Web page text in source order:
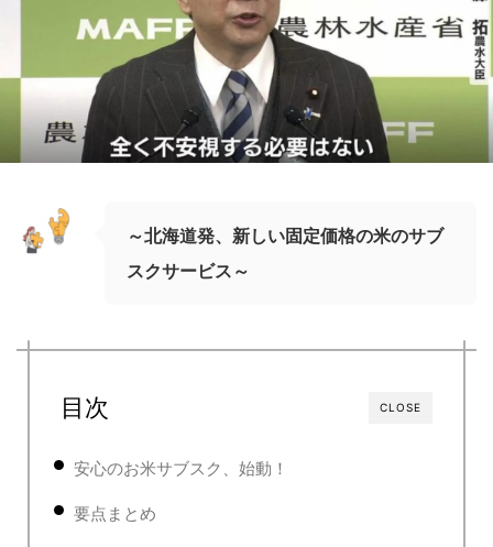
～北海道発、新しい固定価格の米のサブ
スクサービス～
CLOSE
目次
安心のお米サブスク、始動！
要点まとめ